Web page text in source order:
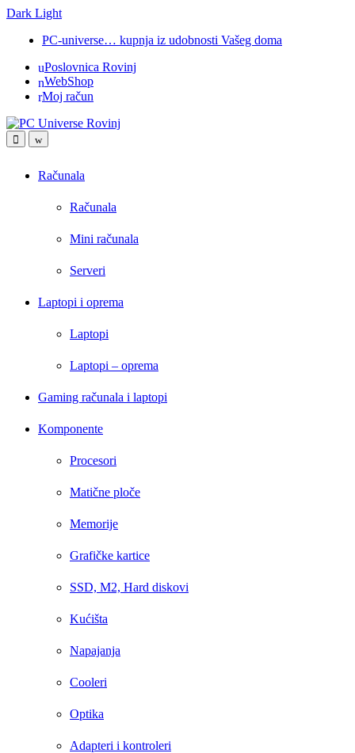
Dark Light
navigation
content
PC-universe… kupnja iz udobnosti Vašeg doma
Poslovnica Rovinj
WebShop
Moj račun
OpenClose
Računala
Računala
Mini računala
Serveri
Laptopi i oprema
Laptopi
Laptopi – oprema
Gaming računala i laptopi
Komponente
Procesori
Matične ploče
Memorije
Grafičke kartice
SSD, M2, Hard diskovi
Kućišta
Napajanja
Cooleri
Optika
Adapteri i kontroleri